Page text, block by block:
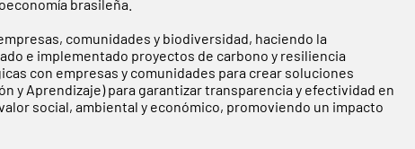
brasileña.
comunidades y biodiversidad, haciendo la
e implementado proyectos de carbono y resiliencia
con empresas y comunidades para crear soluciones
y Aprendizaje) para garantizar transparencia y efectividad en
social, ambiental y económico, promoviendo un impacto